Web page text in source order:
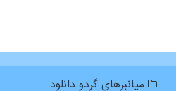
میانبرهای گردو دانلود